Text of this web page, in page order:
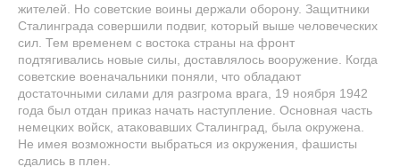
жителей. Но советские воины держали оборону. Защитники
Сталинграда совершили подвиг, который выше человеческих
сил. Тем временем с востока страны на фронт
подтягивались новые силы, доставлялось вооружение. Когда
советские военачальники поняли, что обладают
достаточными силами для разгрома врага, 19 ноября 1942
года был отдан приказ начать наступление. Основная часть
немецких войск, атаковавших Сталинград, была окружена.
Не имея возможности выбраться из окружения, фашисты
сдались в плен.